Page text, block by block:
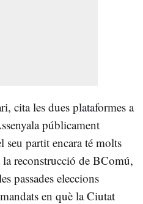
cita les dues plataformes a
públicament
partit encara té molts
reconstrucció de BComú,
passades eleccions
en què la Ciutat